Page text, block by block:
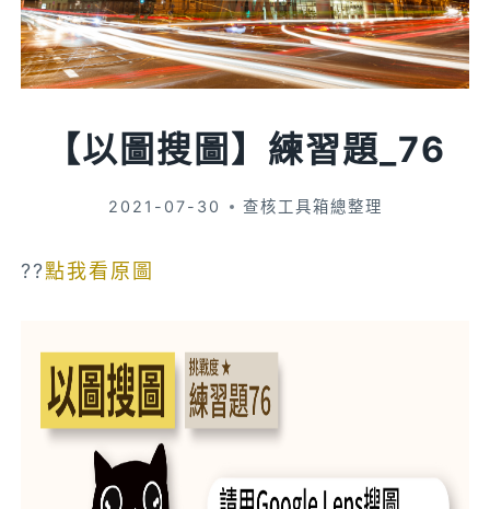
【以圖搜圖】練習題_76
2021-07-30 查核工具箱總整理
??點我看原圖